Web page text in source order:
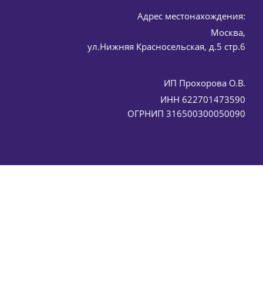
Адрес местонахождения:
Москва,
ул.Нижняя Красносельская, д.5 стр.6
ИП Прохорова О.В.
ИНН 622701473590
ОГРНИП 316500300050090